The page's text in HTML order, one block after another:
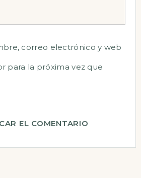
correo electrónico y web
para la próxima vez que
EL COMENTARIO